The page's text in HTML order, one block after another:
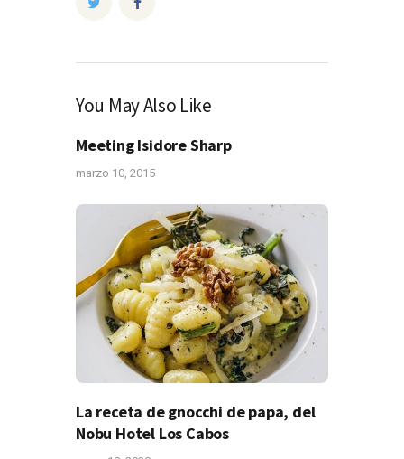
You May Also Like
Meeting Isidore Sharp
marzo 10, 2015
La receta de gnocchi de papa, del
Nobu Hotel Los Cabos